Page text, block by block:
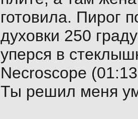
готовила. Пирог
духовки 250
уперся в
Necroscope
Ты решил меня